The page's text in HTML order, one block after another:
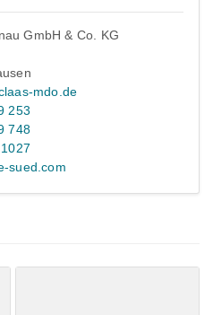
GmbH & Co. KG
mdo.de
253
748
sued.com